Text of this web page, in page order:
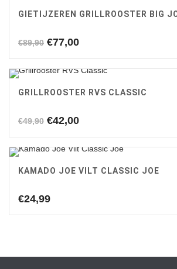
GIETIJZEREN GRILLROOSTER BIG
€89,90 Oorspronkelijke
was:
€77,00Huidige
is:
GRILLROOSTER RVS CLASSIC
€49,90 Oorspronkelijke
was:
€42,00Huidige
is:
KAMADO JOE VILT CLASSIC JOE
€24,99